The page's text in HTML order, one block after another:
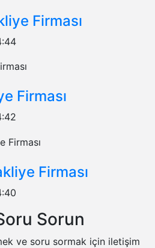
Firması
Firması
Firması
Sorun
ve soru sormak için iletişim